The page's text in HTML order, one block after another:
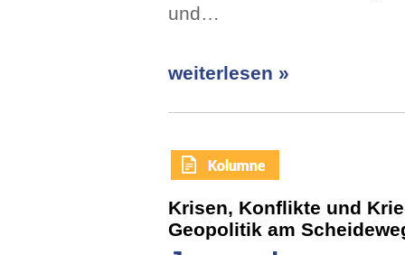
und…
weiterlesen »
Krisen, Konflikte und
Geopolitik am